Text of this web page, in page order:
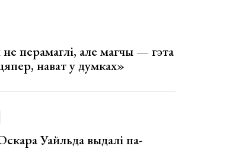
перамаглі, але магчы — гэта
нават у думках»
Уайльда выдалі па-